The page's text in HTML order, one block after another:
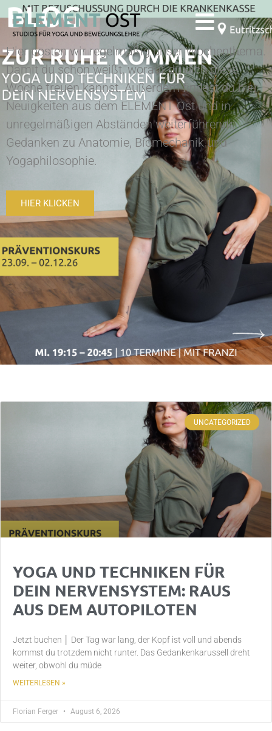
BLOG
Hier posten wir regelmäßig unser Wochenthema.
Damit du schon weißt, worauf du dich diese
Woche freuen kannst. Außerdem findest du hier
Neuigkeiten aus dem ELEMENT Ost und in
unregelmäßigen Abständen weiterführende
Gedanken zu Anatomie, Biomechanik und
Yogaphilosophie.
HIER KLICKEN
UNCATEGORIZED
YOGA UND TECHNIKEN FÜR
DEIN NERVENSYSTEM: RAUS
AUS DEM AUTOPILOTEN
Jetzt buchen │ Der Tag war lang, der Kopf ist voll und abends
kommst du trotzdem nicht runter. Das Gedankenkarussell dreht
weiter, obwohl du müde
WEITERLESEN »
Florian Ferger August 6, 2026